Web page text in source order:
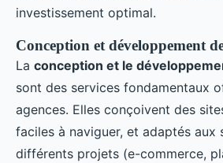
investissement optimal.
Conception et développement
La conception et le
sont des services fondamentaux
agences. Elles conçoivent des
faciles à naviguer, et adaptés aux
différents projets (e-commerce,